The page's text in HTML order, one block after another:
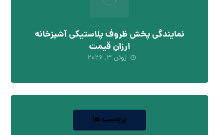
نمایندگی پخش ظروف پلاستیکی آشپزخانه
ارزان قیمت
ژوئن ۳, ۲۰۲۶
برچسب ها